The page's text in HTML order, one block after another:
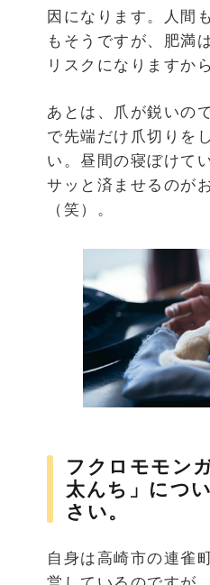
因になります。人間
もそうですが、肥満
リスクになりますか
あとは、爪が鋭いの
で先端だけ爪切りを
い。昼間の寝ぼけて
サッと済ませるのが
（笑）。
フクロモモン
太んち」につ
さい。
自身は高崎市の連雀